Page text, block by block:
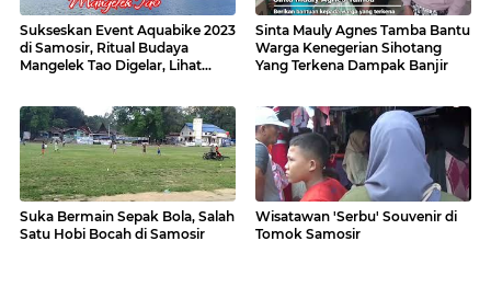
Sukseskan Event Aquabike 2023
di Samosir, Ritual Budaya
Mangelek Tao Digelar, Lihat
Sinta Mauly Agnes Tamba Bantu
Warga Kenegerian Sihotang
Yang Terkena Dampak Banjir
Suka Bermain Sepak Bola, Salah
Satu Hobi Bocah di Samosir
Wisatawan 'Serbu' Souvenir di
Tomok Samosir